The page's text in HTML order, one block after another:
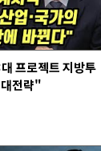
프로젝트 지방투
전략"